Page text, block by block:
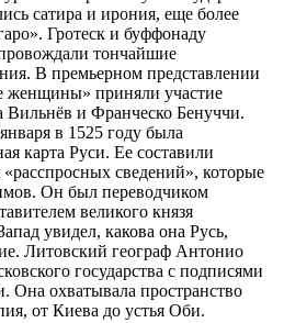
сатира и ирония, еще более
Гротеск и буффонаду
тончайшие
В премьерном представлении
женщины» приняли участие
Вильнёв и Франческо Бенуччи.
в 1525 году была
карта Руси. Ее составили
сведений», которые
Он был переводчиком
великого князя
увидел, какова она Русь,
Литовский географ Антонио
государства с подписями
Она охватывала пространство
от Киева до устья Оби.